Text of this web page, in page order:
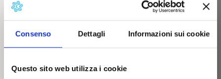
Consenso Dettagli Informazioni sui cookie
Questo sito web utilizza i cookie